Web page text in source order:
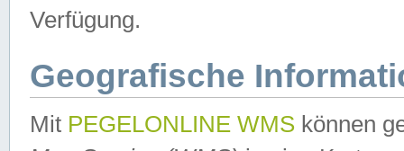
Verfügung.
Geografische
Mit PEGELONLINE WMS können